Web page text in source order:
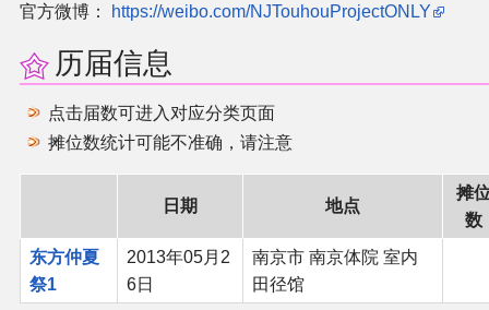
官方微博：
https://weibo.com/NJTouhouProjectONLY
历届信息
点击届数可进入对应分类页面
摊位数统计可能不准确，请注意
日期 地点
摊
数
东方仲夏
祭1
2013年05月2
6日
南京市 南京体院 室内
田径馆
商业二次创作
同人二次创作
同人社团列表
同人专辑分类